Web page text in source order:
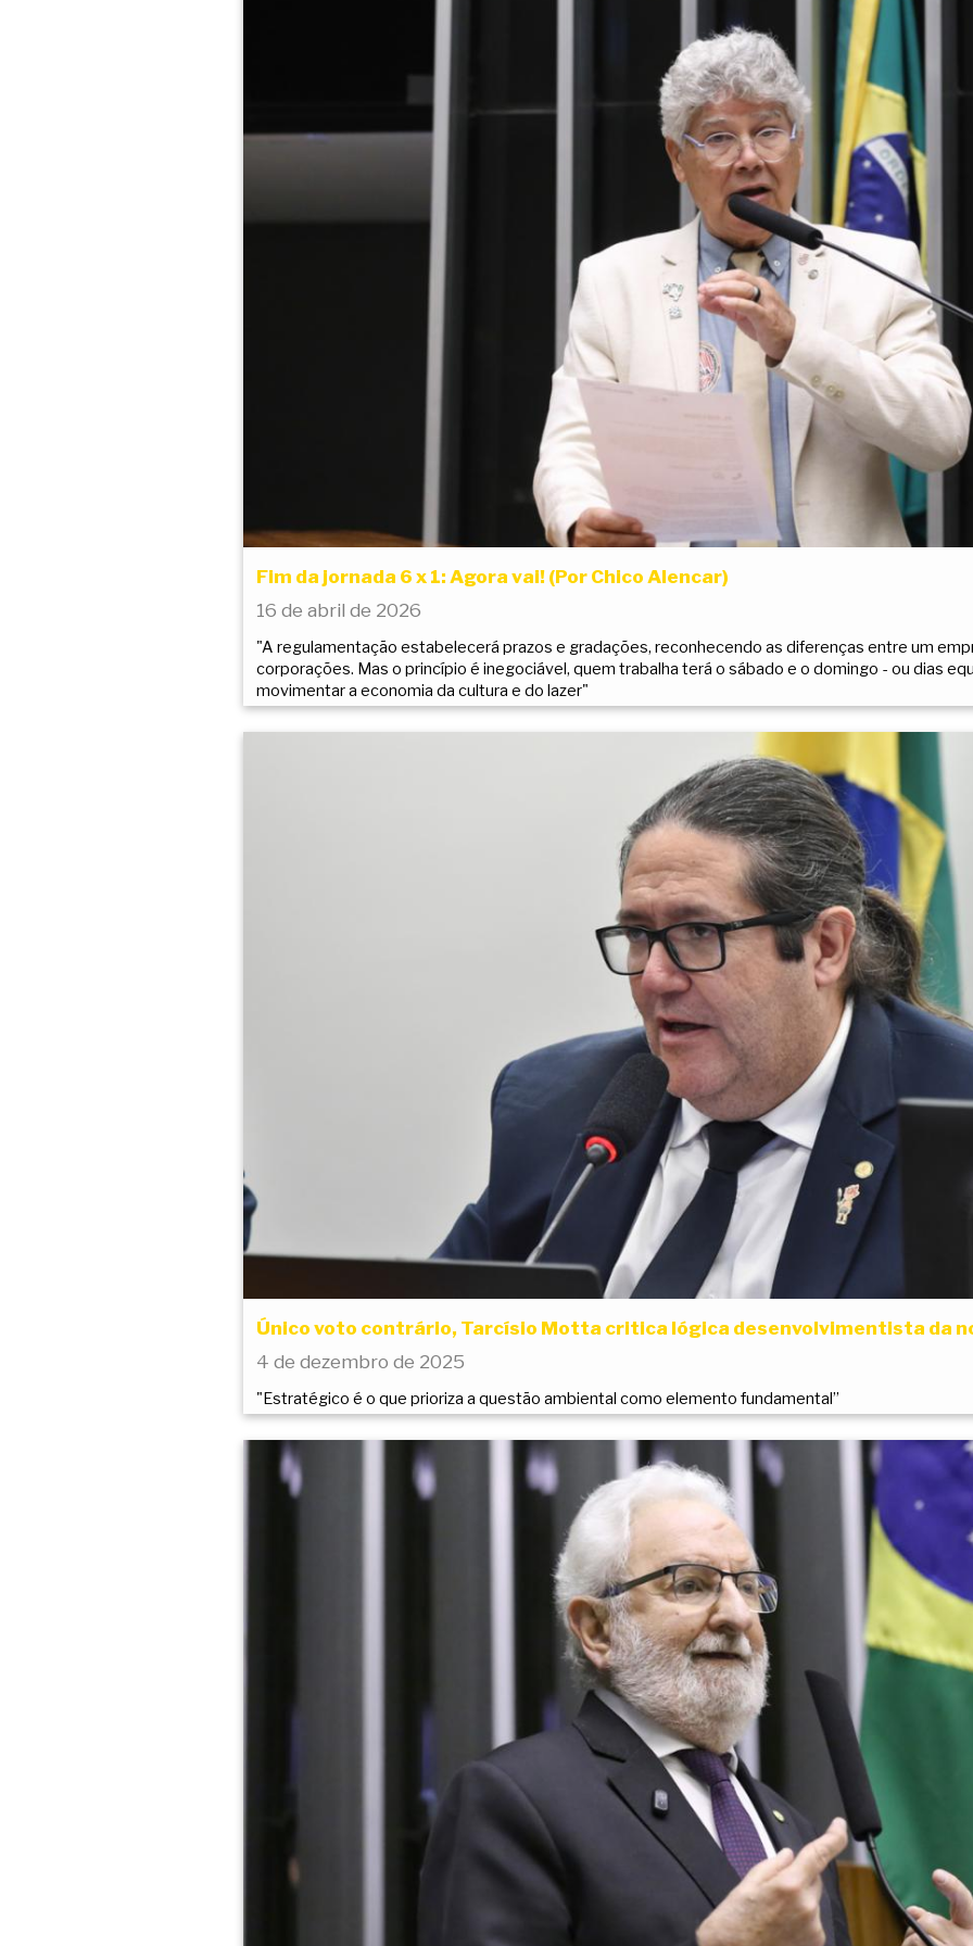
Fim da jornada 6 x 1: Agora vai! (Por Chico Alencar)
16 de abril de 2026
"A regulamentação estabelecerá prazos e gradações, reconhecendo as diferenças entre um
corporações. Mas o princípio é inegociável, quem trabalha terá o sábado e o domingo - ou dias
movimentar a economia da cultura e do lazer"
Único voto contrário, Tarcísio Motta critica lógica desenvolvimentista da
4 de dezembro de 2025
"Estratégico é o que prioriza a questão ambiental como elemento fundamental”